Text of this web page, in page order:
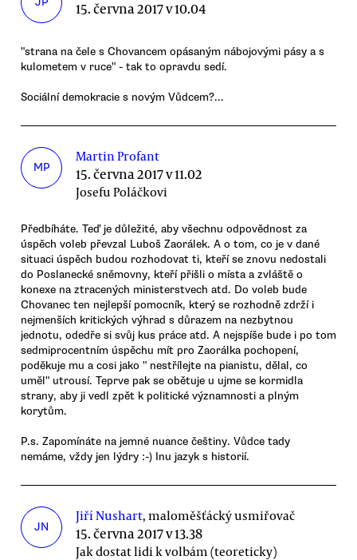
15. června 2017 v 10.04
"strana na čele s Chovancem opásaným nábojovými pásy a s
kulometem v ruce" - tak to opravdu sedí.
Sociální demokracie s novým Vůdcem?...
MP
Martin Profant
15. června 2017 v 11.02
Josefu Poláčkovi
Předbíháte. Teď je důležité, aby všechnu odpovědnost za
úspěch voleb převzal Luboš Zaorálek. A o tom, co je v dané
situaci úspěch budou rozhodovat ti, kteří se znovu nedostali
do Poslanecké sněmovny, kteří přišli o místa a zvláště o
konexe na ztracených ministerstvech atd. Do voleb bude
Chovanec ten nejlepší pomocník, který se rozhodně zdrží i
nejmenších kritických výhrad s důrazem na nezbytnou
jednotu, odedře si svůj kus práce atd. A nejspíše bude i po tom
sedmiprocentním úspěchu mít pro Zaorálka pochopení,
poděkuje mu a cosi jako " nestřílejte na pianistu, dělal, co
uměl" utrousí. Teprve pak se obětuje u ujme se kormidla
strany, aby ji vedl zpět k politické významnosti a plným
korytům.
P.s. Zapomínáte na jemné nuance češtiny. Vůdce tady
nemáme, vždy jen lýdry :-) Inu jazyk s historií.
JN
Jiří Nushart, maloměšťácký usmiřovač
15. června 2017 v 13.38
Jak dostat lidi k volbám (teoreticky)